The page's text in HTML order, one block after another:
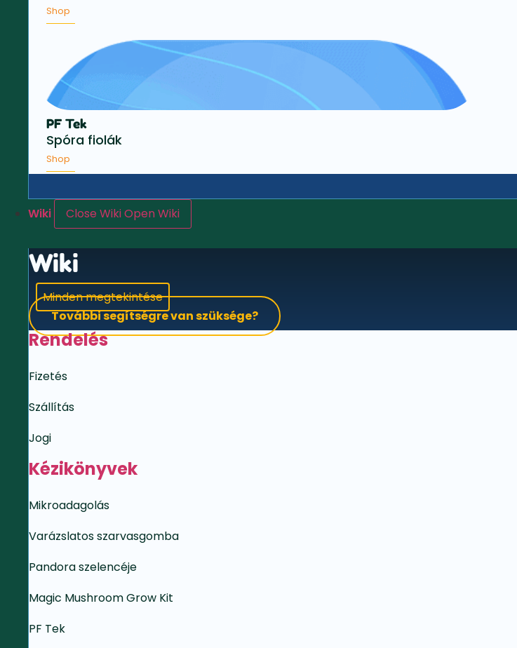
Shop
PF Tek
Spóra fiolák
Shop
Wiki Close WikiOpen Wiki
Wiki
Minden megtekintése
További segítségre van szüksége?
Rendelés
Fizetés
Szállítás
Jogi
Kézikönyvek
Mikroadagolás
Varázslatos szarvasgomba
Pandora szelencéje
Magic Mushroom Grow Kit
PF Tek